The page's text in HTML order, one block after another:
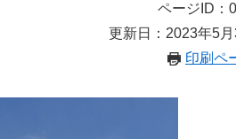
ページID：
更新日：2023年5
印刷ペ